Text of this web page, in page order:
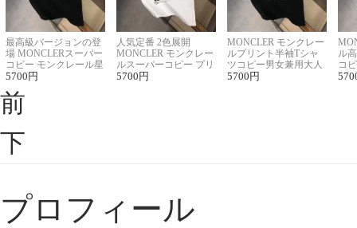
最高級バージョンの登
場 MONCLERスーパー
コピー モンクレール星
座半袖Tシャツ
5700 円
人気定番 2色展開
MONCLER モンクレー
ルスーパーコピー プリ
ント半袖Tシャツ
5700 円
MONCLER モンクレー
ルプリント半袖Tシャ
ツコピー男女兼用大人
可愛い春夏コーデ
5700 円
ル
コ
ィ
前
下
プロフィール